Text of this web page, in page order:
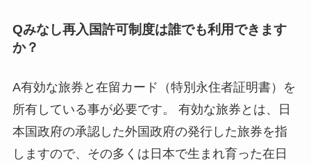
Qみなし再入国許可制度は誰でも利用できます
か？
A有効な旅券と在留カード（特別永住者証明書）を
所有している事が必要です。 有効な旅券とは、日
本国政府の承認した外国政府の発行した旅券を指
しますので、その多くは日本で生まれ育った在日